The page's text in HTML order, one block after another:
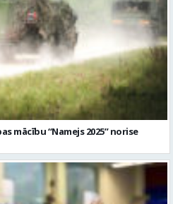
mācību “Namejs 2025” norise